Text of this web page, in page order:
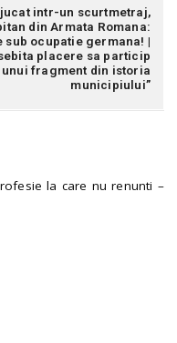
intr-un scurtmetraj,
din Armata Romana:
ocupatie germana! |
placere sa particip
fragment din istoria
municipiului”
la care nu renunti –